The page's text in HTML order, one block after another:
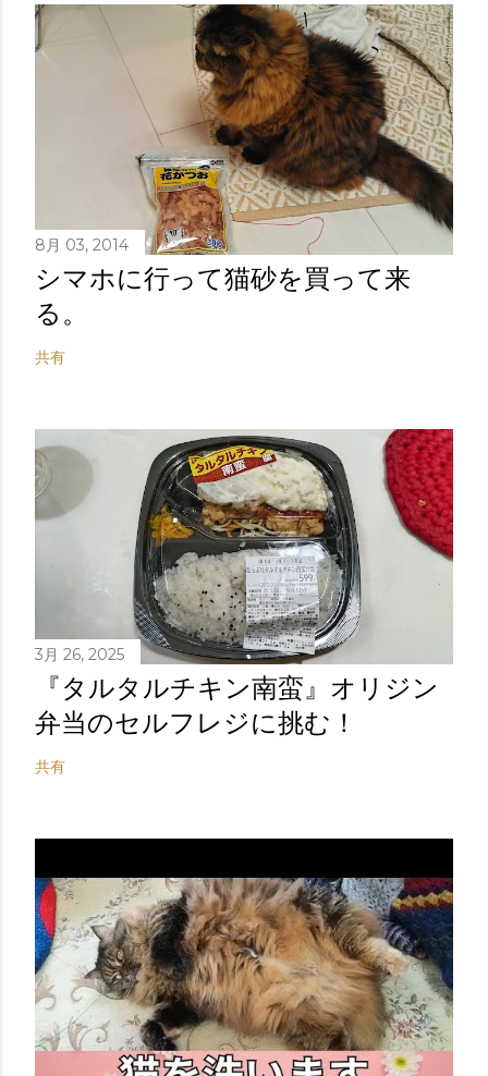
8月 03, 2014
シマホに行って猫砂を買って来
る。
共有
3月 26, 2025
『タルタルチキン南蛮』オリジン
弁当のセルフレジに挑む！
共有